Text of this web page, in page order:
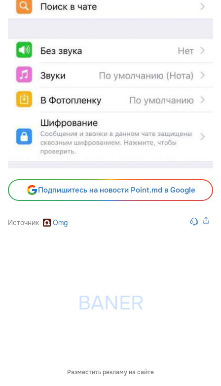
Подпишитесь на новости Point.md в Google
Источник Omg
Разместить рекламу на сайте